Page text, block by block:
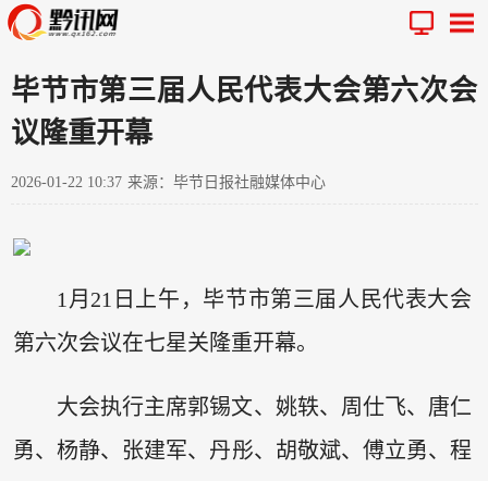
毕节市第三届人民代表大会第六次会
议隆重开幕
2026-01-22 10:37 来源：毕节日报社融媒体中心
1月21日上午，毕节市第三届人民代表大会
第六次会议在七星关隆重开幕。
大会执行主席郭锡文、姚轶、周仕飞、唐仁
勇、杨静、张建军、丹彤、胡敬斌、傅立勇、程